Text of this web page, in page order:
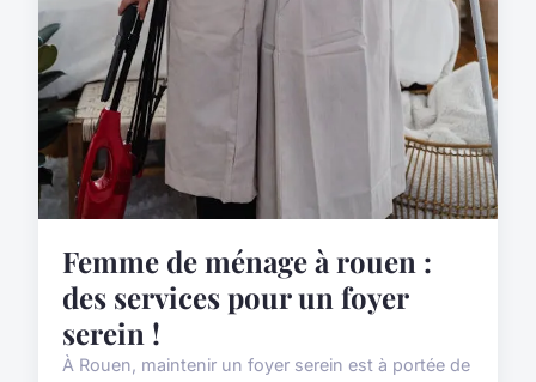
Femme de ménage à rouen :
des services pour un foyer
serein !
À Rouen, maintenir un foyer serein est à portée de